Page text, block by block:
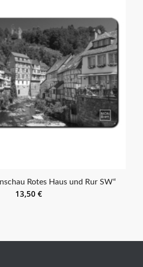
Rotes Haus und Rur SW“
13,50€